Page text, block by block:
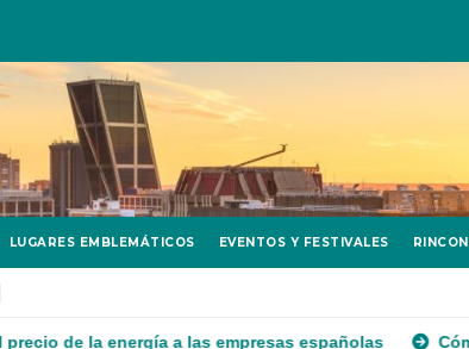
LUGARES EMBLEMÁTICOS EVENTOS Y FESTIVALES
la energía a las empresas españolas Cómo